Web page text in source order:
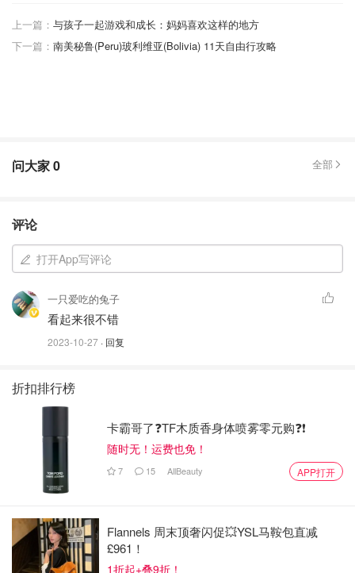
1. 冷离子+精华液（COLD PLASMA PLUS+ THE
上一篇： 与孩子一起游戏和成长：妈妈喜欢这样的地方
下一篇： 南美秘鲁(Peru)玻利维亚(Bolivia) 11天自由行攻略
问大家0 全部
评论
打开App写评论
一只爱吃的兔子
看起来很不错
2023-10-27 · 回复
折扣排行榜
卡霸哥了❓TF木质香身体喷雾零元购❓❗
随时无！运费也免！
7 15 AllBeauty APP打开
Flannels 周末顶奢闪促💥YSL马鞍包直减
£961！
1折起+叠9折！